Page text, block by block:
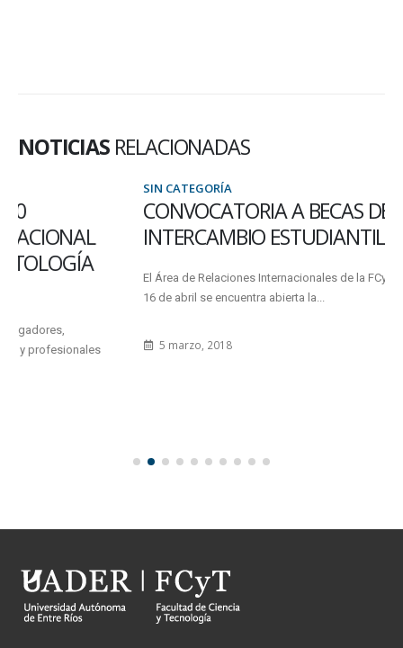
NOTICIAS RELACIONADAS
CONVOCATORIA A BECAS DE
INTERCAMBIO ESTUDIANTIL
El Área de Relaciones Internacionales de la FCyT informó que hasta el
16 de abril se encuentra abierta la...
5 marzo, 2018